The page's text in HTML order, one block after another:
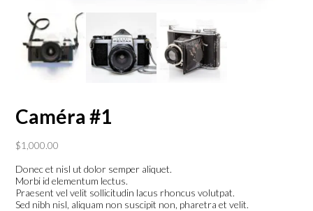
Caméra #1
$1,000.00
Donec et nisl ut dolor semper aliquet.
Morbi id elementum lectus.
Praesent vel velit sollicitudin lacus rhoncus volutpat.
Sed nibh nisl, aliquam non suscipit non, pharetra et velit.